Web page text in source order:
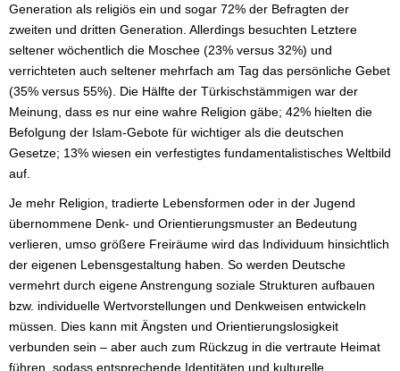
Generation als religiös ein und sogar 72% der Befragten der
zweiten und dritten Generation. Allerdings besuchten Letztere
seltener wöchentlich die Moschee (23% versus 32%) und
verrichteten auch seltener mehrfach am Tag das persönliche Gebet
(35% versus 55%). Die Hälfte der Türkischstämmigen war der
Meinung, dass es nur eine wahre Religion gäbe; 42% hielten die
Befolgung der Islam-Gebote für wichtiger als die deutschen
Gesetze; 13% wiesen ein verfestigtes fundamentalistisches Weltbild
auf.
Je mehr Religion, tradierte Lebensformen oder in der Jugend
übernommene Denk- und Orientierungsmuster an Bedeutung
verlieren, umso größere Freiräume wird das Individuum hinsichtlich
der eigenen Lebensgestaltung haben. So werden Deutsche
vermehrt durch eigene Anstrengung soziale Strukturen aufbauen
bzw. individuelle Wertvorstellungen und Denkweisen entwickeln
müssen. Dies kann mit Ängsten und Orientierungslosigkeit
verbunden sein – aber auch zum Rückzug in die vertraute Heimat
führen, sodass entsprechende Identitäten und kulturelle